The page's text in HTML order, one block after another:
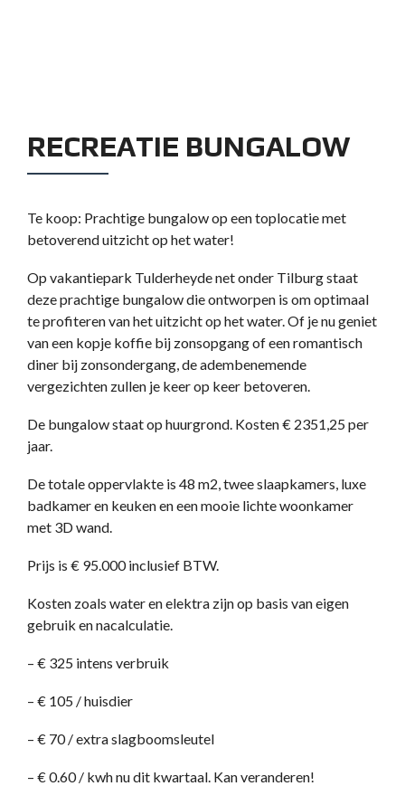
RECREATIE BUNGALOW
Te koop: Prachtige bungalow op een toplocatie met
betoverend uitzicht op het water!
Op vakantiepark Tulderheyde net onder Tilburg staat
deze prachtige bungalow die ontworpen is om optimaal
te profiteren van het uitzicht op het water. Of je nu geniet
van een kopje koffie bij zonsopgang of een romantisch
diner bij zonsondergang, de adembenemende
vergezichten zullen je keer op keer betoveren.
De bungalow staat op huurgrond. Kosten € 2351,25 per
jaar.
De totale oppervlakte is 48 m2, twee slaapkamers, luxe
badkamer en keuken en een mooie lichte woonkamer
met 3D wand.
Prijs is € 95.000 inclusief BTW.
Kosten zoals water en elektra zijn op basis van eigen
gebruik en nacalculatie.
– € 325 intens verbruik
– € 105 / huisdier
– € 70 / extra slagboomsleutel
– € 0.60 / kwh nu dit kwartaal. Kan veranderen!